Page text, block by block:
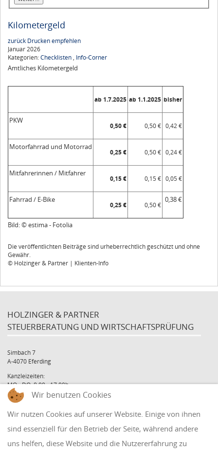
Kilometergeld
zurück Druckenempfehlen
Januar 2026
Kategorien:Checklisten , Info-Corner
Amtliches Kilometergeld
ab 1.7.2025 ab 1.1.2025 bisher
PKW
0,50 € 0,50 € 0,42 €
Motorfahrrad und Motorrad
0,25 € 0,50 € 0,24 €
Mitfahrerinnen / Mitfahrer
0,15 € 0,15 € 0,05 €
Fahrrad / E-Bike
0,25 € 0,50 €
0,38 €
Bild: © estima - Fotolia
Die veröffentlichten Beiträge sind urheberrechtlich geschützt und ohne
Gewähr.
© Holzinger & Partner | Klienten-Info
HOLZINGER & PARTNER
STEUERBERATUNG UND WIRTSCHAFTSPRÜFUNG
Simbach 7
A-4070 Eferding
Kanzleizeiten:
MO - DO: 8:00 - 17:00h
FR: 8:00 - 12:00h
Tel: +43 7272 39 79 - 0
Fax: +43 7272 39 79 - 9
QUICKLINKS
Wir benutzen Cookies
Wir nutzen Cookies auf unserer Website. Einige von ihnen
sind essenziell für den Betrieb der Seite, während andere
uns helfen, diese Website und die Nutzererfahrung zu